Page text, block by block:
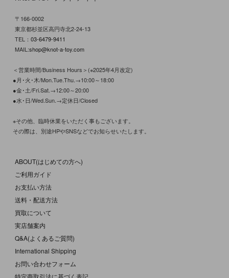
〒166-0002
東京都杉並区高円寺北2-24-13
TEL： 03-6479-9411
MAIL:shop@knot-a-toy.com
＜営業時間/Business Hours＞(※2025年4月改定)
●月･火･木/Mon.Tue.Thu.→10:00～18:00
●金･土/Fri.Sat.→12:00～20:00
●水･日/Wed.Sun.→定休日/Closed
※その他、臨時休業をいただく事もございます。
その際は、別途HPやSNSなどでお知らせいたします。
ABOUT(はじめての方へ)
ご利用ガイド
お支払い方法
送料・配送方法
買取について
実店舗案内
Q&A(よくあるご質問)
International Shipping
お問い合わせフォーム
特定商取引法に基づく表記